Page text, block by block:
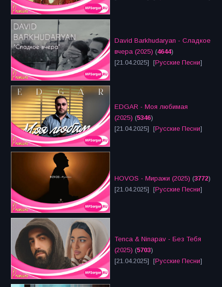
David Barkhudaryan - Сладкое
вчера (2025) (4644)
[21.04.2025] [Русские Песни]
EDGAR - Моя любимая
(2025) (5346)
[21.04.2025] [Русские Песни]
HOVOS - Миражи (2025) (3772)
[21.04.2025] [Русские Песни]
Tenca & Ninapav - Без Тебя
(2025) (5703)
[21.04.2025] [Русские Песни]